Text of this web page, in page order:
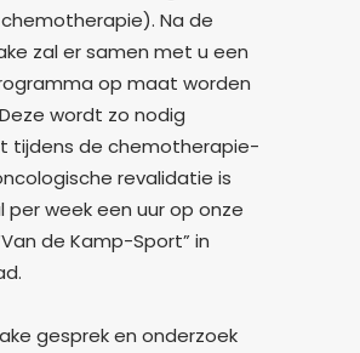
Na de
zal er samen met u een
op maat worden
wordt zo nodig
tijdens de chemotherapie-
revalidatie is
per week een uur op onze
de Kamp-Sport” in
gesprek en onderzoek